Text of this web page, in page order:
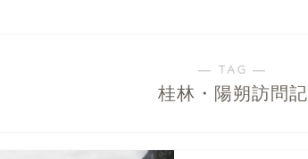
― TAG ―
桂林・陽朔訪問記